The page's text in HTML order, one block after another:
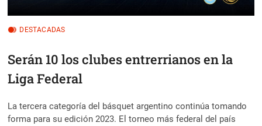
DESTACADAS
Serán 10 los clubes entrerrianos en la
Liga Federal
La tercera categoría del básquet argentino continúa tomando
forma para su edición 2023. El torneo más federal del país